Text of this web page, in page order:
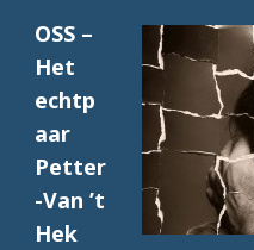
OSS –
Het
echtp
aar
Petter
-Van ’t
Hek